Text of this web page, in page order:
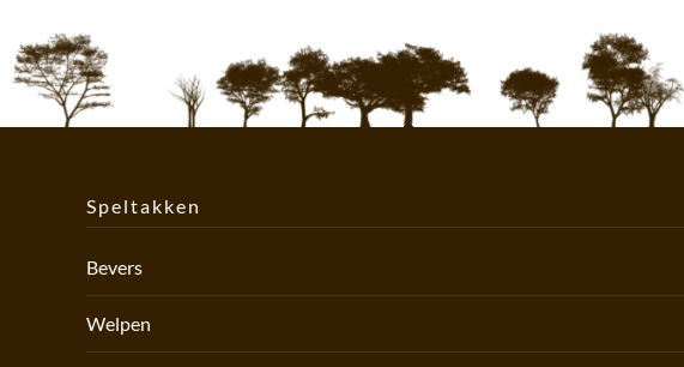
Speltakken
Bevers
Welpen